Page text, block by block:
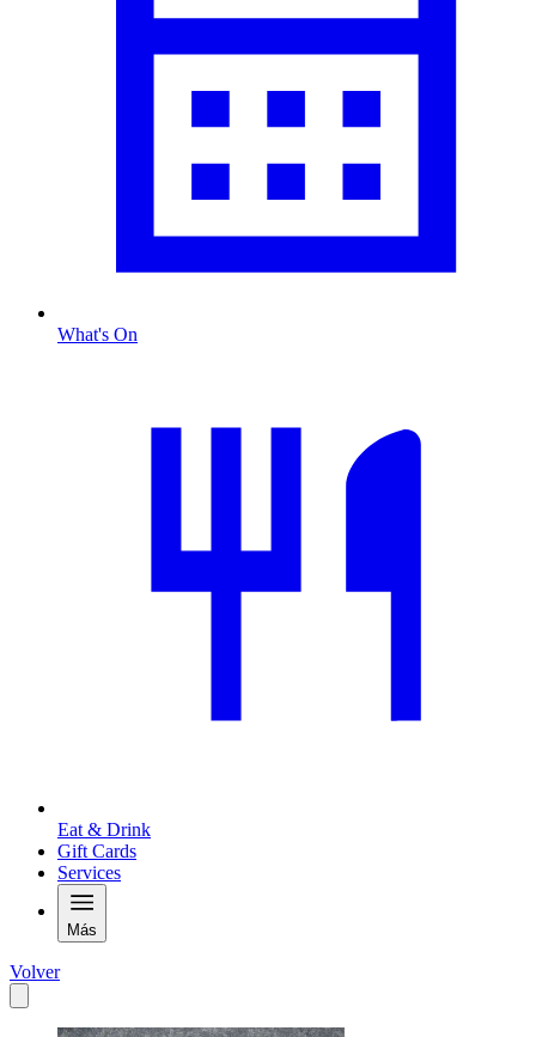
What's On
Eat & Drink
Gift Cards
Services
Más
Volver